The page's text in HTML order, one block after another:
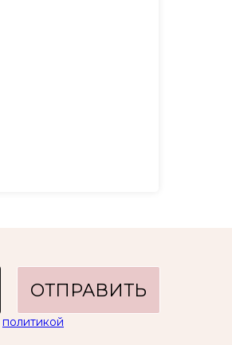
политикой
ОТПРАВИТЬ